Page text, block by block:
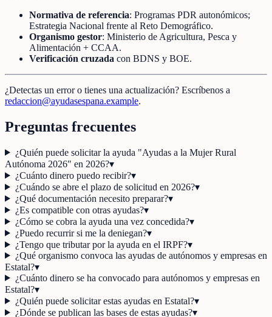
Normativa de referencia: Programas PDR autonómicos;
Estrategia Nacional frente al Reto Demográfico.
Organismo gestor: Ministerio de Agricultura, Pesca y
Alimentación + CCAA.
Verificación cruzada con BDNS y BOE.
¿Detectas un error o tienes una actualización? Escríbenos a
redaccion@ayudasespana.example.
Preguntas frecuentes
¿Quién puede solicitar la ayuda "Ayudas a la Mujer Rural
Autónoma 2026" en 2026?▾
¿Cuánto dinero puedo recibir?▾
¿Cuándo se abre el plazo de solicitud en 2026?▾
¿Qué documentación necesito preparar?▾
¿Es compatible con otras ayudas?▾
¿Cómo se cobra la ayuda una vez concedida?▾
¿Puedo recurrir si me la deniegan?▾
¿Tengo que tributar por la ayuda en el IRPF?▾
¿Qué organismo convoca las ayudas de autónomos y empresas en
Estatal?▾
¿Cuánto dinero se ha convocado para autónomos y empresas en
Estatal?▾
¿Quién puede solicitar estas ayudas en Estatal?▾
¿Dónde se publican las bases de estas ayudas?▾